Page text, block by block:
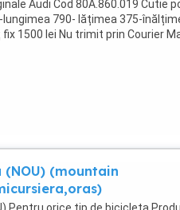
Audi Cod 80A.860.019 Cutie
790- lățimea 375-
1500 lei Nu trimit prin Courier
(mountain